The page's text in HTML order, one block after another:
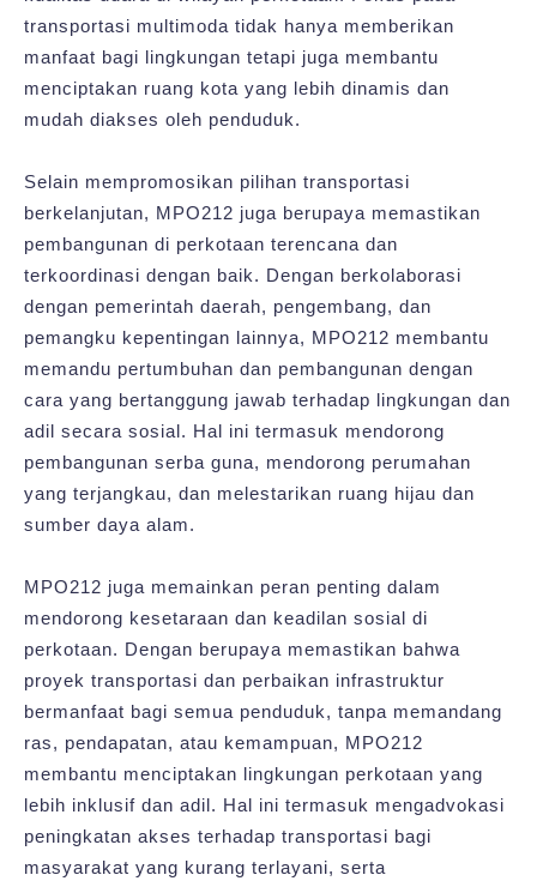
transportasi multimoda tidak hanya memberikan
manfaat bagi lingkungan tetapi juga membantu
menciptakan ruang kota yang lebih dinamis dan
mudah diakses oleh penduduk.
Selain mempromosikan pilihan transportasi
berkelanjutan, MPO212 juga berupaya memastikan
pembangunan di perkotaan terencana dan
terkoordinasi dengan baik. Dengan berkolaborasi
dengan pemerintah daerah, pengembang, dan
pemangku kepentingan lainnya, MPO212 membantu
memandu pertumbuhan dan pembangunan dengan
cara yang bertanggung jawab terhadap lingkungan dan
adil secara sosial. Hal ini termasuk mendorong
pembangunan serba guna, mendorong perumahan
yang terjangkau, dan melestarikan ruang hijau dan
sumber daya alam.
MPO212 juga memainkan peran penting dalam
mendorong kesetaraan dan keadilan sosial di
perkotaan. Dengan berupaya memastikan bahwa
proyek transportasi dan perbaikan infrastruktur
bermanfaat bagi semua penduduk, tanpa memandang
ras, pendapatan, atau kemampuan, MPO212
membantu menciptakan lingkungan perkotaan yang
lebih inklusif dan adil. Hal ini termasuk mengadvokasi
peningkatan akses terhadap transportasi bagi
masyarakat yang kurang terlayani, serta